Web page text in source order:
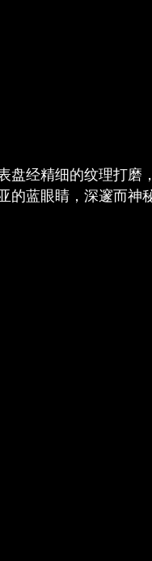
盘经精细的纹理打磨
蓝眼睛，深邃而神秘